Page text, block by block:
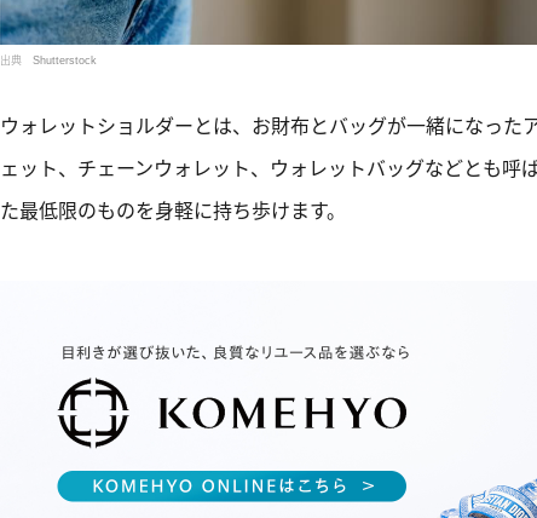
出典 Shutterstock
ウォレットショルダーとは、お財布とバッグが一緒になった
ェット、チェーンウォレット、ウォレットバッグなどとも呼
た最低限のものを身軽に持ち歩けます。